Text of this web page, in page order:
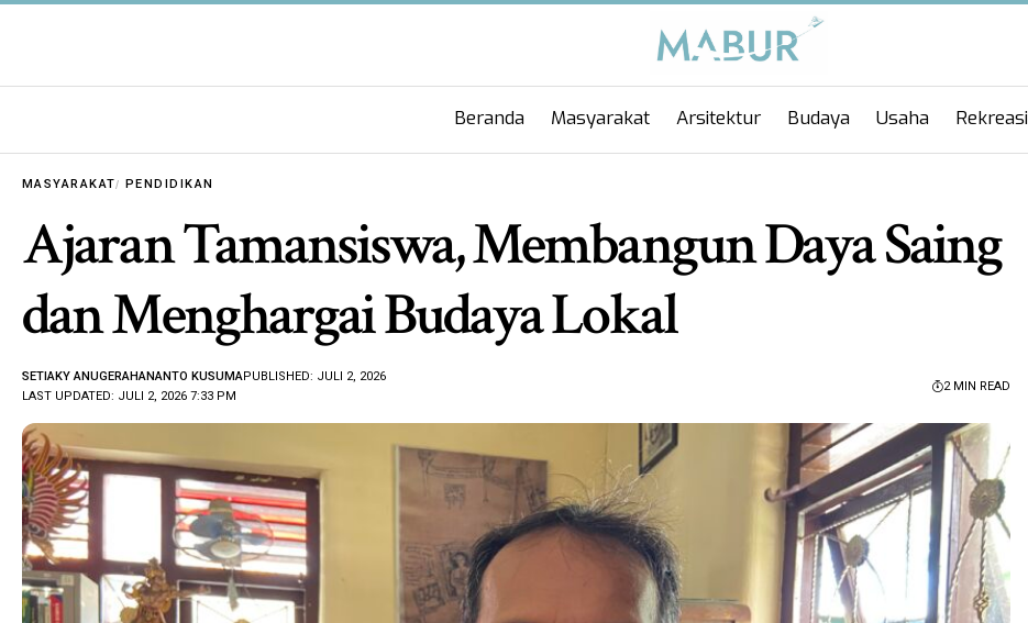
Beranda Masyarakat Arsitektur Budaya Usaha Rekreasi
MASYARAKAT PENDIDIKAN
Ajaran Tamansiswa, Membangun Daya Saing
dan Menghargai Budaya Lokal
LAST UPDATED: JULI 2, 2026 7:33 PM
SETIAKY ANUGERAHANANTO KUSUMAPUBLISHED: JULI 2, 2026
2 MIN READ